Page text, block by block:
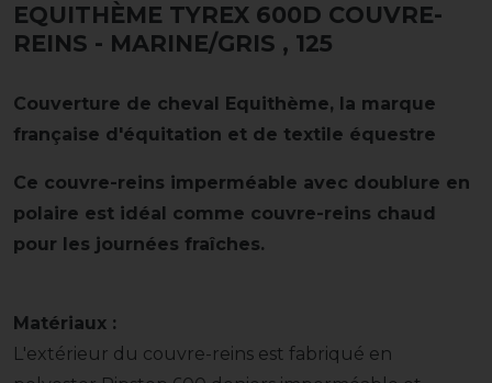
EQUITHÈME TYREX 600D COUVRE-
REINS - MARINE/GRIS , 125
Couverture de cheval Equithème, la marque
française d'équitation et de textile équestre
Ce couvre-reins imperméable avec doublure en
polaire est idéal comme couvre-reins chaud
pour les journées fraîches.
Matériaux :
L'extérieur du couvre-reins est fabriqué en